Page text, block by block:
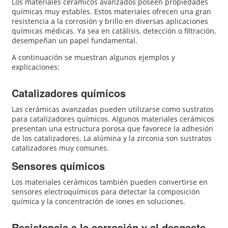
Los materiales cerámicos avanzados poseen propiedades
químicas muy estables. Estos materiales ofrecen una gran
resistencia a la corrosión y brillo en diversas aplicaciones
químicas médicas. Ya sea en catálisis, detección o filtración,
desempeñan un papel fundamental.
A continuación se muestran algunos ejemplos y
explicaciones:
Catalizadores químicos
Las cerámicas avanzadas pueden utilizarse como sustratos
para catalizadores químicos. Algunos materiales cerámicos
presentan una estructura porosa que favorece la adhesión
de los catalizadores. La alúmina y la zirconia son sustratos
catalizadores muy comunes.
Sensores químicos
Los materiales cerámicos también pueden convertirse en
sensores electroquímicos para detectar la composición
química y la concentración de iones en soluciones.